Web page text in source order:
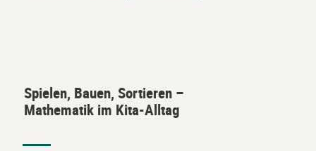
Spielen, Bauen, Sortieren –
Mathematik im Kita-Alltag